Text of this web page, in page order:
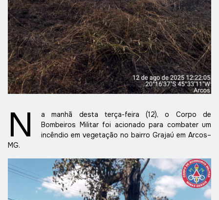
N
a manhã desta terça-feira (12), o Corpo de
Bombeiros Militar foi acionado para combater um
incêndio em vegetação no bairro Grajaú em Arcos–
MG.